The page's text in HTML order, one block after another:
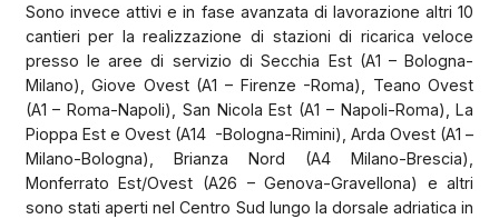
Sono invece attivi e in fase avanzata di lavorazione altri 10
cantieri per la realizzazione di stazioni di ricarica veloce
presso le aree di servizio di Secchia Est (A1 – Bologna-
Milano), Giove Ovest (A1 – Firenze -Roma), Teano Ovest
(A1 – Roma-Napoli), San Nicola Est (A1 – Napoli-Roma), La
Pioppa Est e Ovest (A14 -Bologna-Rimini), Arda Ovest (A1 –
Milano-Bologna), Brianza Nord (A4 Milano-Brescia),
Monferrato Est/Ovest (A26 – Genova-Gravellona) e altri
sono stati aperti nel Centro Sud lungo la dorsale adriatica in